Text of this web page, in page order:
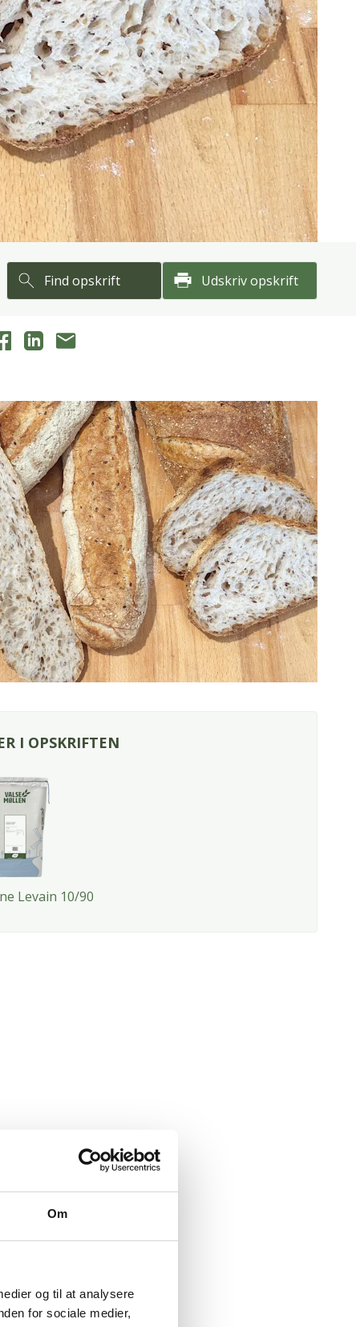
Om
og til at analysere
for sociale medier,
Find opskrift Udskriv opskrift
I OPSKRIFTEN
Levain 10/90